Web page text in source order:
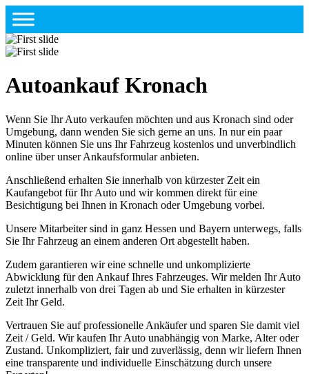
Autoankauf Kronach
Wenn Sie Ihr Auto verkaufen möchten und aus Kronach sind oder
Umgebung, dann wenden Sie sich gerne an uns. In nur ein paar
Minuten können Sie uns Ihr Fahrzeug kostenlos und unverbindlich
online über unser Ankaufsformular anbieten.
Anschließend erhalten Sie innerhalb von kürzester Zeit ein
Kaufangebot für Ihr Auto und wir kommen direkt für eine
Besichtigung bei Ihnen in Kronach oder Umgebung vorbei.
Unsere Mitarbeiter sind in ganz Hessen und Bayern unterwegs, falls
Sie Ihr Fahrzeug an einem anderen Ort abgestellt haben.
Zudem garantieren wir eine schnelle und unkomplizierte
Abwicklung für den Ankauf Ihres Fahrzeuges. Wir melden Ihr Auto
zuletzt innerhalb von drei Tagen ab und Sie erhalten in kürzester
Zeit Ihr Geld.
Vertrauen Sie auf professionelle Ankäufer und sparen Sie damit viel
Zeit / Geld. Wir kaufen Ihr Auto unabhängig von Marke, Alter oder
Zustand. Unkompliziert, fair und zuverlässig, denn wir liefern Ihnen
eine transparente und individuelle Einschätzung durch unsere